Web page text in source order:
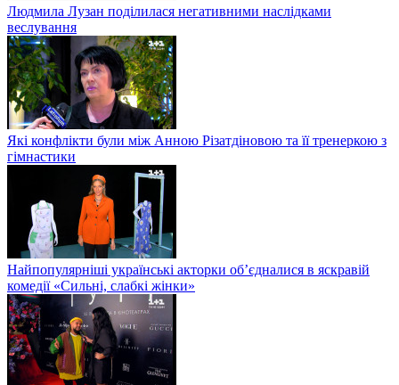
Людмила Лузан поділилася негативними наслідками
веслування
Які конфлікти були між Анною Різатдіновою та її тренеркою з
гімнастики
Найпопулярніші українські акторки об’єдналися в яскравій
комедії «Сильні, слабкі жінки»